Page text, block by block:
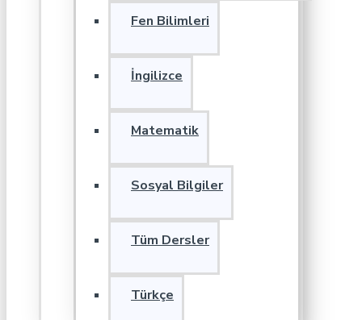
Fen Bilimleri
İngilizce
Matematik
Sosyal Bilgiler
Tüm Dersler
Türkçe